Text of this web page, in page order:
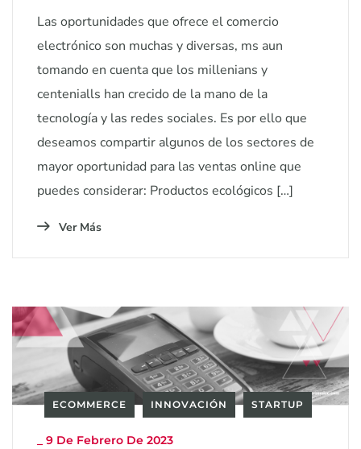
Las oportunidades que ofrece el comercio
electrónico son muchas y diversas, ms aun
tomando en cuenta que los millenians y
centenialls han crecido de la mano de la
tecnología y las redes sociales. Es por ello que
deseamos compartir algunos de los sectores de
mayor oportunidad para las ventas online que
puedes considerar: Productos ecológicos […]
Ver Más
ECOMMERCE INNOVACIÓN STARTUP
9 De Febrero De 2023